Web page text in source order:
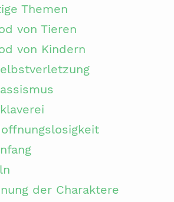
Themen
von Tieren
von Kindern
der Charaktere